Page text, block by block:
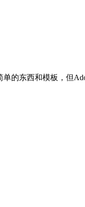
东西和模板，但